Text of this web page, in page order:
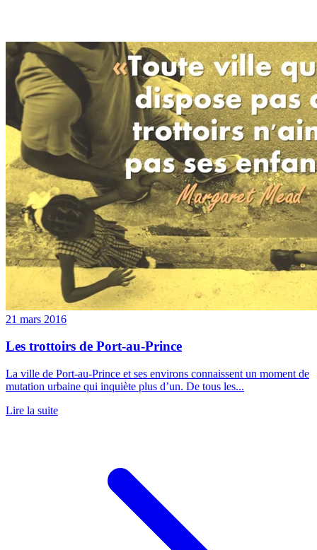
21 mars 2016
Les trottoirs de Port-au-Prince
La ville de Port-au-Prince et ses environs connaissent un moment de
mutation urbaine qui inquiète plus d’un. De tous les...
Lire la suite